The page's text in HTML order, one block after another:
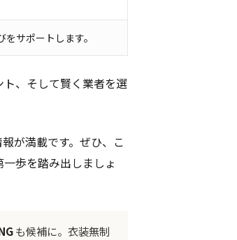
サポートします。
、そして賢く業者を選
が満載です。ぜひ、こ
歩を踏み出しましょ
も候補に。衣装無制